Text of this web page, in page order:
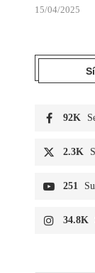
15/04/2025
92K
2.3K
251
34.8K